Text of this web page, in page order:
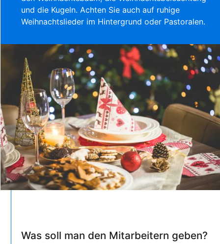
und die Kugeln. Achten Sie auch auf ruhige
Weihnachtslieder im Hintergrund oder Pastoralen.
Was soll man den Mitarbeitern geben?